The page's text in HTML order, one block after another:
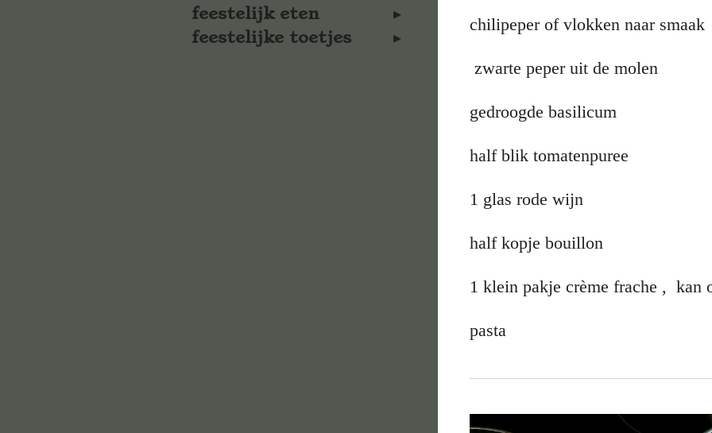
chilipeper of vlokken naar smaak
zwarte peper uit de molen
gedroogde basilicum
half blik tomatenpuree
1 glas rode wijn
half kopje bouillon
1 klein pakje crème frache , kan
pasta
feestelijk eten
feestelijke toetjes